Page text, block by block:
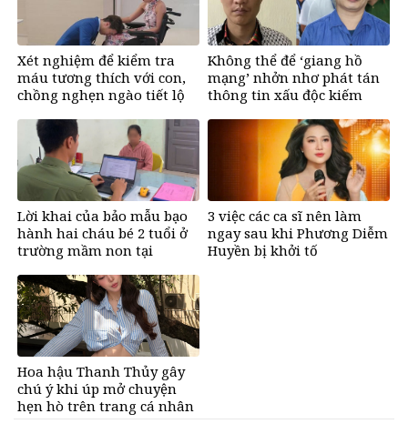
Xét nghiệm để kiểm tra
máu tương thích với con,
chồng nghẹn ngào tiết lộ
Không thể để ‘giang hồ
mạng’ nhởn nhơ phát tán
thông tin xấu độc kiếm
Lời khai của bảo mẫu bạo
hành hai cháu bé 2 tuổi ở
trường mầm non tại
3 việc các ca sĩ nên làm
ngay sau khi Phương Diễm
Huyền bị khởi tố
Hoa hậu Thanh Thủy gây
chú ý khi úp mở chuyện
hẹn hò trên trang cá nhân